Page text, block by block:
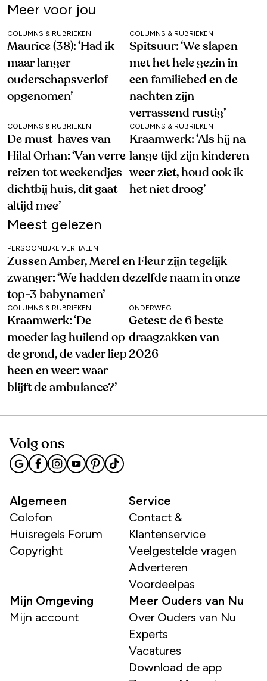
Meer voor jou
COLUMNS & RUBRIEKEN
Maurice (38): ‘Had ik
maar langer
ouderschapsverlof
opgenomen’
COLUMNS & RUBRIEKEN
Spitsuur: ‘We slapen
met het hele gezin in
een familiebed en de
nachten zijn
verrassend rustig’
COLUMNS & RUBRIEKEN
De must-haves van
Hilal Orhan: ‘Van verre
reizen tot weekendjes
dichtbij huis, dit gaat
altijd mee’
COLUMNS & RUBRIEKEN
Kraamwerk: ‘Als hij na
lange tijd zijn kinderen
weer ziet, houd ook ik
het niet droog’
Meest gelezen
PERSOONLIJKE VERHALEN
Zussen Amber, Merel en Fleur zijn tegelijk
zwanger: ‘We hadden dezelfde naam in onze
top-3 babynamen’
COLUMNS & RUBRIEKEN
Kraamwerk: ‘De
moeder lag huilend op
de grond, de vader liep
heen en weer: waar
blijft de ambulance?’
ONDERWEG
Getest: de 6 beste
draagzakken van
2026
Volg ons
Algemeen
Colofon
Huisregels Forum
Copyright
Service
Contact &
Klantenservice
Veelgestelde vragen
Adverteren
Voordeelpas
Mijn Omgeving
Mijn account
Meer Ouders van Nu
Over Ouders van Nu
Experts
Vacatures
Download de app